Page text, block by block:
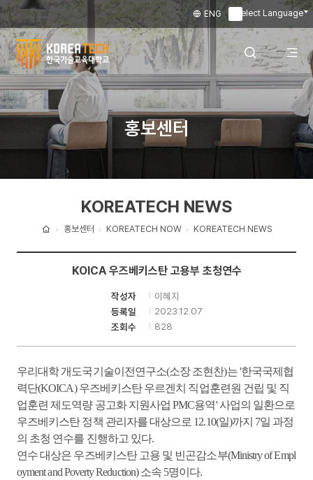
Select Language
ENG
한
국
교
학
전
뉴
홍보센터
홈
홍보센터 KOREATECH NOW KOREATECH NEWS
KOREATECH NEWS
KOICA 우즈베키스탄 고용부 초청연수
작성자
이혜지
등록일
2023.12.07
조회수
828
우리대학 개도국기술이전연구소(소장 조현찬)는 '한국국제협
력단(KOICA)우즈베키스탄 우르겐치 직업훈련원 건립 및 직
업훈련 제도역량 공고화 지원사업PMC용역'사업의 일환으로
우즈베키스탄 정책 관리자를 대상으로 12.10(일)까지 7일 과정
의 초청 연수를 진행하고 있다.
연수 대상은 우즈베키스탄 고용 및 빈곤감소부(Ministry of Empl
oyment and Poverty Reduction)소속 5명이다.